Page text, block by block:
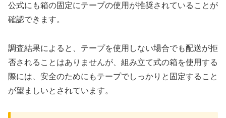
公式にも箱の固定にテープの使用が推奨されていることが
確認できます。
調査結果によると、テープを使用しない場合でも配送が拒
否されることはありませんが、組み立て式の箱を使用する
際には、安全のためにもテープでしっかりと固定すること
が望ましいとされています。